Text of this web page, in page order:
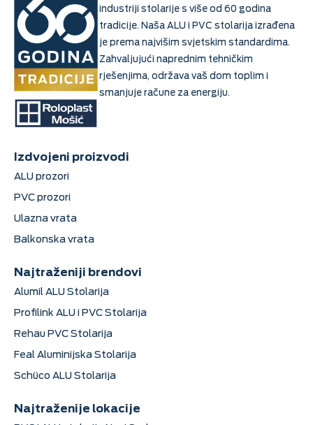
industriji stolarije s više od 60 godina
tradicije. Naša ALU i PVC stolarija izrađena
je prema najvišim svjetskim standardima.
Zahvaljujući naprednim tehničkim
rješenjima, održava vaš dom toplim i
smanjuje račune za energiju.
Izdvojeni proizvodi
ALU prozori
PVC prozori
Ulazna vrata
Balkonska vrata
Najtraženiji brendovi
Alumil ALU Stolarija
Profilink ALU i PVC Stolarija
Rehau PVC Stolarija
Feal Aluminijska Stolarija
Schüco ALU Stolarija
Najtraženije lokacije